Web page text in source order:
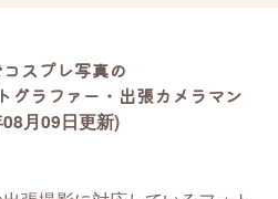
スプレ写真の
グラファー・出張カメラマン
月09日更新)